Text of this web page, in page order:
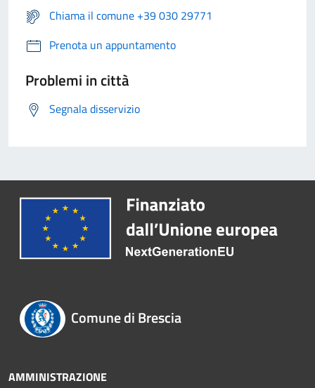
Chiama il comune +39 030 29771
Prenota un appuntamento
Problemi in città
Segnala disservizio
Comune di Brescia
AMMINISTRAZIONE